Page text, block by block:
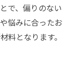
で、偏りのない
悩みに合ったお
料となります。